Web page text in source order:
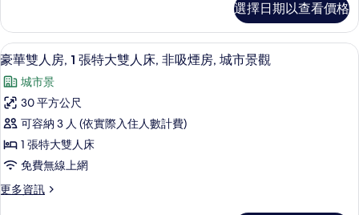
景
觀
的
所
有
相
片
市
景
觀
的
詳
情
單
人
床,
非
吸
煙
房,
城
市
雙
床
房,
張
單
人
床,
非
吸
煙
房,
選擇日期以查看價格
顯
示
豪
華
雙
人
1
豪華雙人房, 1 張特大雙人床, 非吸煙
2
豪華雙人房, 1 張特大雙人床, 非吸煙房, 城市景觀
城市景
30 平方公尺
可容納 3 人 (依實際入住人數計費)
1 張特大雙人床
免費無線上網
更多資訊
更